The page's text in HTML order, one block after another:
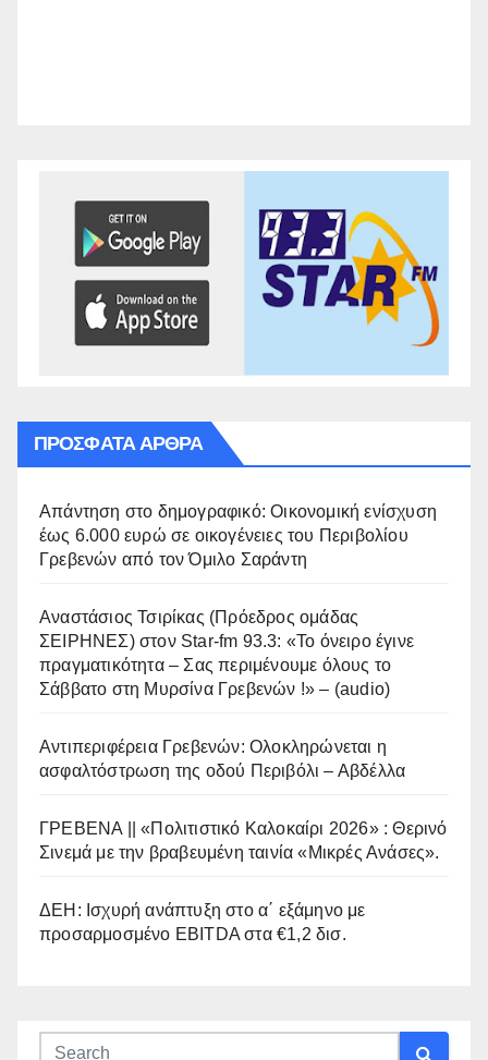
ΠΡΌΣΦΑΤΑ ΆΡΘΡΑ
Απάντηση στο δημογραφικό: Οικονομική ενίσχυση
έως 6.000 ευρώ σε οικογένειες του Περιβολίου
Γρεβενών από τον Όμιλο Σαράντη
Αναστάσιος Τσιρίκας (Πρόεδρος ομάδας
ΣΕΙΡΗΝΕΣ) στον Star-fm 93.3: «Το όνειρο έγινε
πραγματικότητα – Σας περιμένουμε όλους το
Σάββατο στη Μυρσίνα Γρεβενών !» – (audio)
Αντιπεριφέρεια Γρεβενών: Ολοκληρώνεται η
ασφαλτόστρωση της οδού Περιβόλι – Αβδέλλα
ΓΡΕΒΕΝΑ || «Πολιτιστικό Καλοκαίρι 2026» : Θερινό
Σινεμά με την βραβευμένη ταινία «Μικρές Ανάσες».
ΔΕΗ: Ισχυρή ανάπτυξη στο α΄ εξάμηνο με
προσαρμοσμένο EBITDA στα €1,2 δισ.